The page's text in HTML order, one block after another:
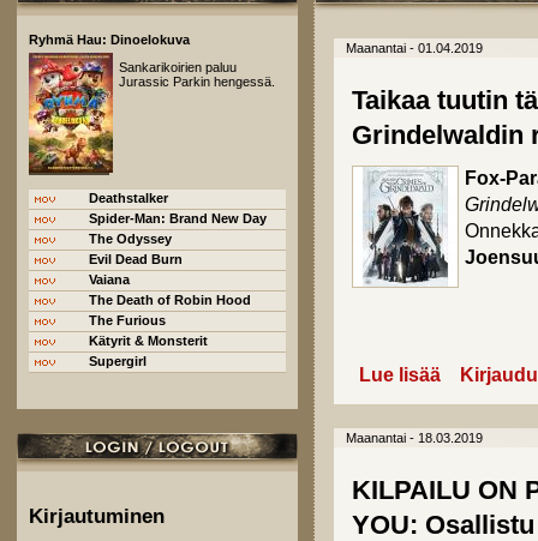
Ryhmä Hau: Dinoelokuva
Sankarikoirien paluu
Jurassic Parkin hengessä.
Deathstalker
Spider-Man: Brand New Day
The Odyssey
Evil Dead Burn
Vaiana
The Death of Robin Hood
The Furious
Kätyrit & Monsterit
Supergirl
Kirjautuminen
Maanantai - 01.04.2019
Taikaa tuutin
Grindelwaldin
Fox-
Lue lisää about
Maanantai - 18.03.2019
KILPAILU ON
YOU: